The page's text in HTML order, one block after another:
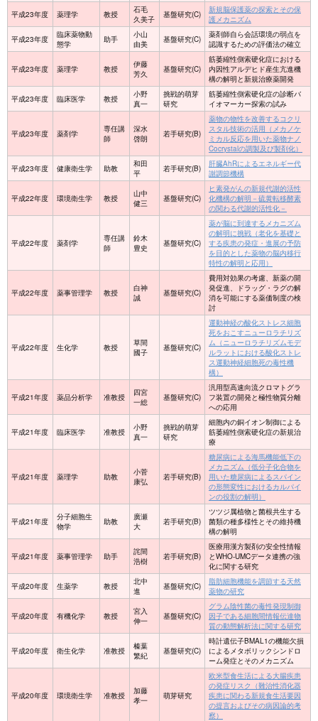
平成23年度
薬理学 教授
石毛
久美子
基盤研究(C)
新規脳保護薬の探索とその保
護メカニズム
平成23年度
臨床薬物動
態学
助手
小山
由美
基盤研究(C)
薬剤師自ら会話環境の弱点を
認識するための評価法の確立
平成23年度 薬理学 教授
伊藤
芳久
基盤研究(C)
筋萎縮性側索硬化症における
内因性アルデヒド産生亢進機
構の解明と新規治療薬開発
平成23年度
臨床医学 教授
小野
真一
挑戦的萌芽
研究
筋萎縮性側索硬化症の診断バ
イオマーカー探索の試み
平成23年度 薬剤学
専任講
師
深水
啓朗
若手研究(B)
薬物の物性を改善するコクリ
スタル技術の活用（メカノケ
ミカル反応を用いた薬物ナノ
Cocrystalの調製及び製剤化）
平成23年度
健康衛生学 助教
和田
平
若手研究(B)
肝臓AhRによるエネルギー代
謝調節機構
平成22年度 環境衛生学 教授
山中
健三
基盤研究(C)
ヒ素発がんの新規代謝的活性
化機構の解明－硫黄転移酵素
の関わる代謝的活性化－
平成22年度 薬剤学
専任講
師
鈴木
豊史
基盤研究(C)
薬が脳に到達するメカニズム
の解明に挑戦（老化を基礎と
する疾患の発症・進展の予防
を目的とした薬物の脳内移行
特性の解明と応用）
平成22年度 薬事管理学 教授
白神
誠
基盤研究(C)
費用対効果の考慮、新薬の開
発促進、ドラッグ・ラグの解
消を可能にする薬価制度の検
討
平成22年度 生化学 教授
草間
國子
基盤研究(C)
運動神経の酸化ストレス細胞
死をおこすニューロラチリズ
ム（ニューロラチリズムモデ
ルラットにおける酸化ストレ
ス運動神経細胞死の毒性機
構）
平成21年度 薬品分析学 准教授
四宮
一総
基盤研究(C)
汎用型高速向流クロマトグラ
フ装置の開発と極性物質分離
への応用
平成21年度 臨床医学 准教授
小野
真一
挑戦的萌芽
研究
細胞内の銅イオン制御による
筋萎縮性側索硬化症の新規治
療
平成21年度 薬理学 助教
小菅
康弘
若手研究(B)
糖尿病による海馬機能低下の
メカニズム（低分子化合物を
用いた糖尿病によるスパイン
の形態変性におけるカルパイ
ンの役割の解明）
平成21年度
分子細胞生
物学
助教
廣瀬
大
若手研究(B)
ツツジ属植物と菌根共生する
菌類の種多様性とその維持機
構の解明
平成21年度 薬事管理学 助手
詫間
浩樹
若手研究(B)
医療用漢方製剤の安全性情報
とWHO-UMCデータ連携の強
化に関する研究
平成20年度
生薬学 教授
北中
進
基盤研究(C)
脂肪細胞機能を調節する天然
薬物の研究
平成20年度 有機化学 教授
宮入
伸一
基盤研究(C)
グラム陰性菌の毒性発現制御
因子である細胞間情報伝達物
質の動態解析法に関する研究
平成20年度 衛生化学 准教授
榛葉
繁紀
基盤研究(C)
時計遺伝子BMAL1の機能欠損
によるメタボリックシンドロ
ーム発症とそのメカニズム
平成20年度 環境衛生学 准教授
加藤
孝一
萌芽研究
欧米型食生活による大腸疾患
の発症リスク（難治性消化器
疾患に関わる新規食生活要因
の提言およびその病因論的考
察）